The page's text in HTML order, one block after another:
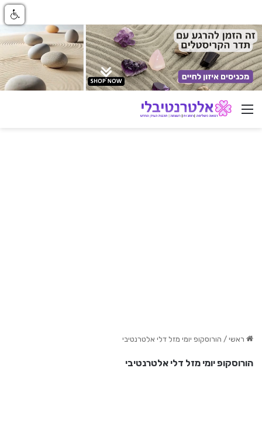
ניווט באתר
ראשי / הורוסקופ יומי מזל דלי אלטרנטיבי
הורוסקופ יומי מזל דלי אלטרנטיבי